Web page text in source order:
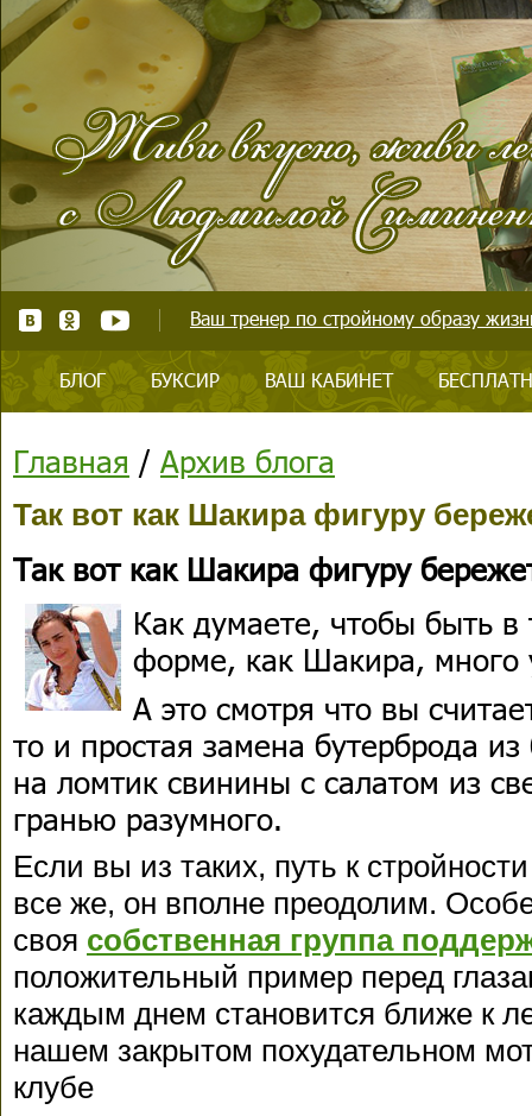
Ваш тренер по стройному образу
БЛОГ БУКСИР ВАШ КАБИНЕТ
Главная / Архив блога
Так вот как Шакира фигуру
Так вот как Шакира фигуру
Как думаете, чтобы быть в
форме, как Шакира, много
А это смотря что вы
то и простая замена бутерброда
на ломтик свинины с салатом из
гранью разумного.
Если вы из таких, путь к
все же, он вполне преодолим.
своя собственная группа
положительный пример перед
каждым днем становится ближе к
нашем закрытом похудательном
клубе